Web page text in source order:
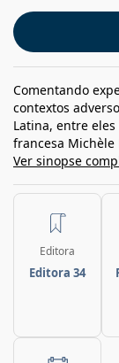
Comentando
contextos
Latina, entre
francesa Michèle
Ver sinopse
Editora
Editora 34